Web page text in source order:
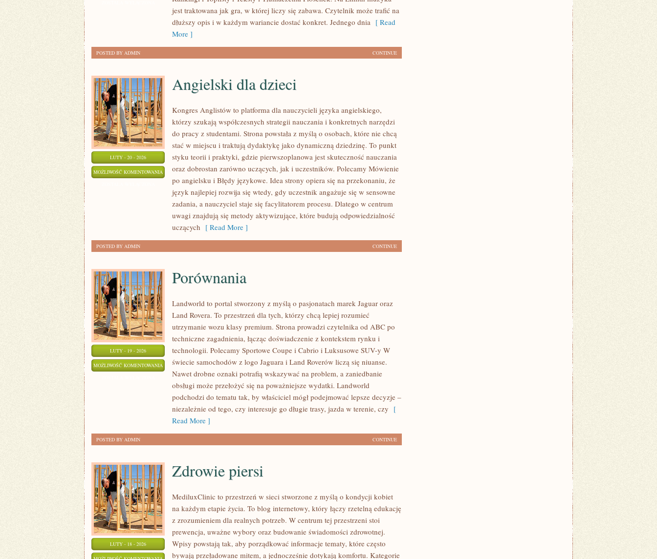
POLECAJKI
jest traktowana jak gra, w której liczy się zabawa. Czytelnik może trafić na
dłuższy opis i w każdym wariancie dostać konkret. Jednego dnia [ Read
More ]
CONTINUE
POSTED BY ADMIN
LUTY - 20 - 2026
MOŻLIWOŚĆ KOMENTOWANIA ANGIELSKI
DZIECI
Angielski dla dzieci
Kongres Anglistów to platforma dla nauczycieli języka angielskiego,
którzy szukają współczesnych strategii nauczania i konkretnych narzędzi
do pracy z studentami. Strona powstała z myślą o osobach, które nie chcą
stać w miejscu i traktują dydaktykę jako dynamiczną dziedzinę. To punkt
styku teorii i praktyki, gdzie pierwszoplanowa jest skuteczność nauczania
oraz dobrostan zarówno uczących, jak i uczestników. Polecamy Mówienie
po angielsku i Błędy językowe. Idea strony opiera się na przekonaniu, że
język najlepiej rozwija się wtedy, gdy uczestnik angażuje się w sensowne
zadania, a nauczyciel staje się facylitatorem procesu. Dlatego w centrum
uwagi znajdują się metody aktywizujące, które budują odpowiedzialność
uczących [ Read More ]
CONTINUE
POSTED BY ADMIN
LUTY - 19 - 2026
MOŻLIWOŚĆ KOMENTOWANIA PORÓWNANIA
Porównania
Landworld to portal stworzony z myślą o pasjonatach marek Jaguar oraz
Land Rovera. To przestrzeń dla tych, którzy chcą lepiej rozumieć
utrzymanie wozu klasy premium. Strona prowadzi czytelnika od ABC po
techniczne zagadnienia, łącząc doświadczenie z kontekstem rynku i
technologii. Polecamy Sportowe Coupe i Cabrio i Luksusowe SUV-y W
świecie samochodów z logo Jaguara i Land Roverów liczą się niuanse.
Nawet drobne oznaki potrafią wskazywać na problem, a zaniedbanie
obsługi może przełożyć się na poważniejsze wydatki. Landworld
podchodzi do tematu tak, by właściciel mógł podejmować lepsze decyzje –
niezależnie od tego, czy interesuje go długie trasy, jazda w terenie, czy [
Read More ]
CONTINUE
POSTED BY ADMIN
LUTY - 18 - 2026
Zdrowie piersi
MediluxClinic to przestrzeń w sieci stworzone z myślą o kondycji kobiet
na każdym etapie życia. To blog internetowy, który łączy rzetelną edukację
z zrozumieniem dla realnych potrzeb. W centrum tej przestrzeni stoi
prewencja, uważne wybory oraz budowanie świadomości zdrowotnej.
Wpisy powstają tak, aby porządkować informacje tematy, które często
bywają przeładowane mitem, a jednocześnie dotykają komfortu. Kategorie